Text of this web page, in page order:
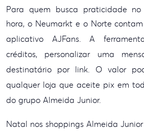
Para quem busca praticidade
hora, o Neumarkt e o Norte
aplicativo AJFans. A
créditos, personalizar uma
destinatário por link. O valor
qualquer loja que aceite pix em
do grupo Almeida Junior.
Natal nos shoppings Almeida Junior